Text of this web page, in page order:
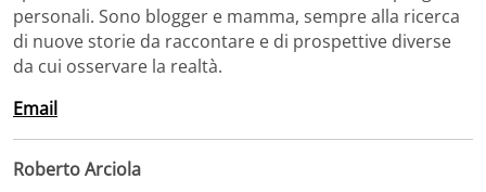
personali. Sono blogger e mamma, sempre alla ricerca
di nuove storie da raccontare e di prospettive diverse
da cui osservare la realtà.
Email
Roberto Arciola